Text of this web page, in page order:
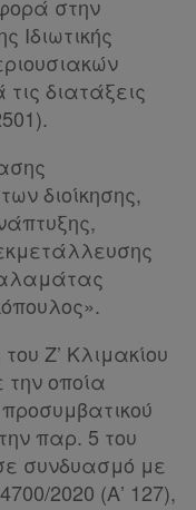
στην
Ιδιωτικής
διατάξεις
διοίκησης,
Ζ’ Κλιμακίου
την οποία
παρ. 5 του
συνδυασμό με
2020 (Α’ 127),